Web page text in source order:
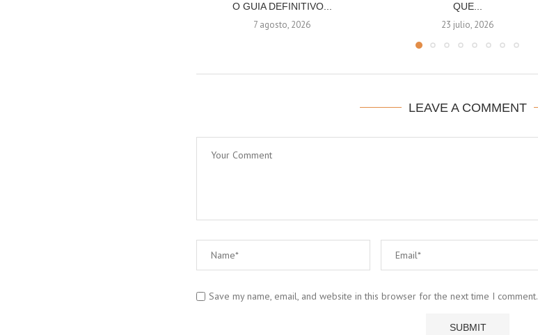
O GUIA DEFINITIVO...
7 agosto, 2026
QUE...
23 julio, 2026
LEAVE A COMMENT
Save my name, email, and website in this browser for the next time I comment.